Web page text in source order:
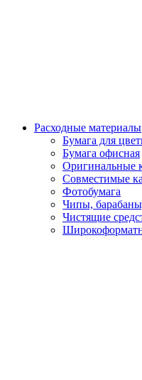
Расходные материалы
Бумага для
Бумага офисная
Оригинальные
Совместимые
Фотобумага
Чипы,
Чистящие